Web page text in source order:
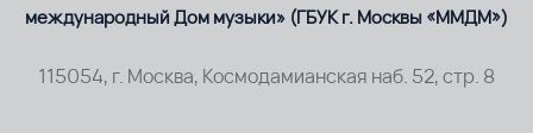
международный Дом музыки» (ГБУК г. Москвы «ММДМ»)
115054, г. Москва, Космодамианская наб. 52, стр. 8